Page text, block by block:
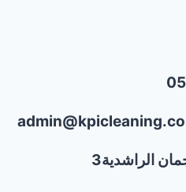
الراشدية3